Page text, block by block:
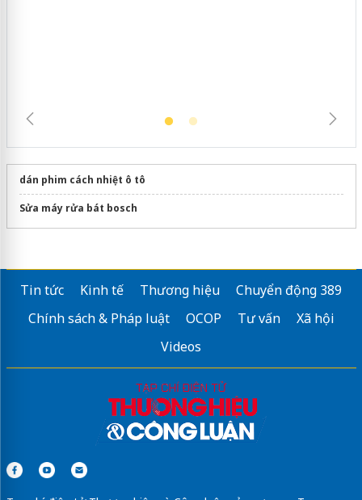
dán phim cách nhiệt ô tô
Sửa máy rửa bát bosch
Tin tức Kinh tế Thương hiệu
Chuyển động 389
Chính sách & Pháp luật
OCOP Tư vấn
Xã hội
Videos